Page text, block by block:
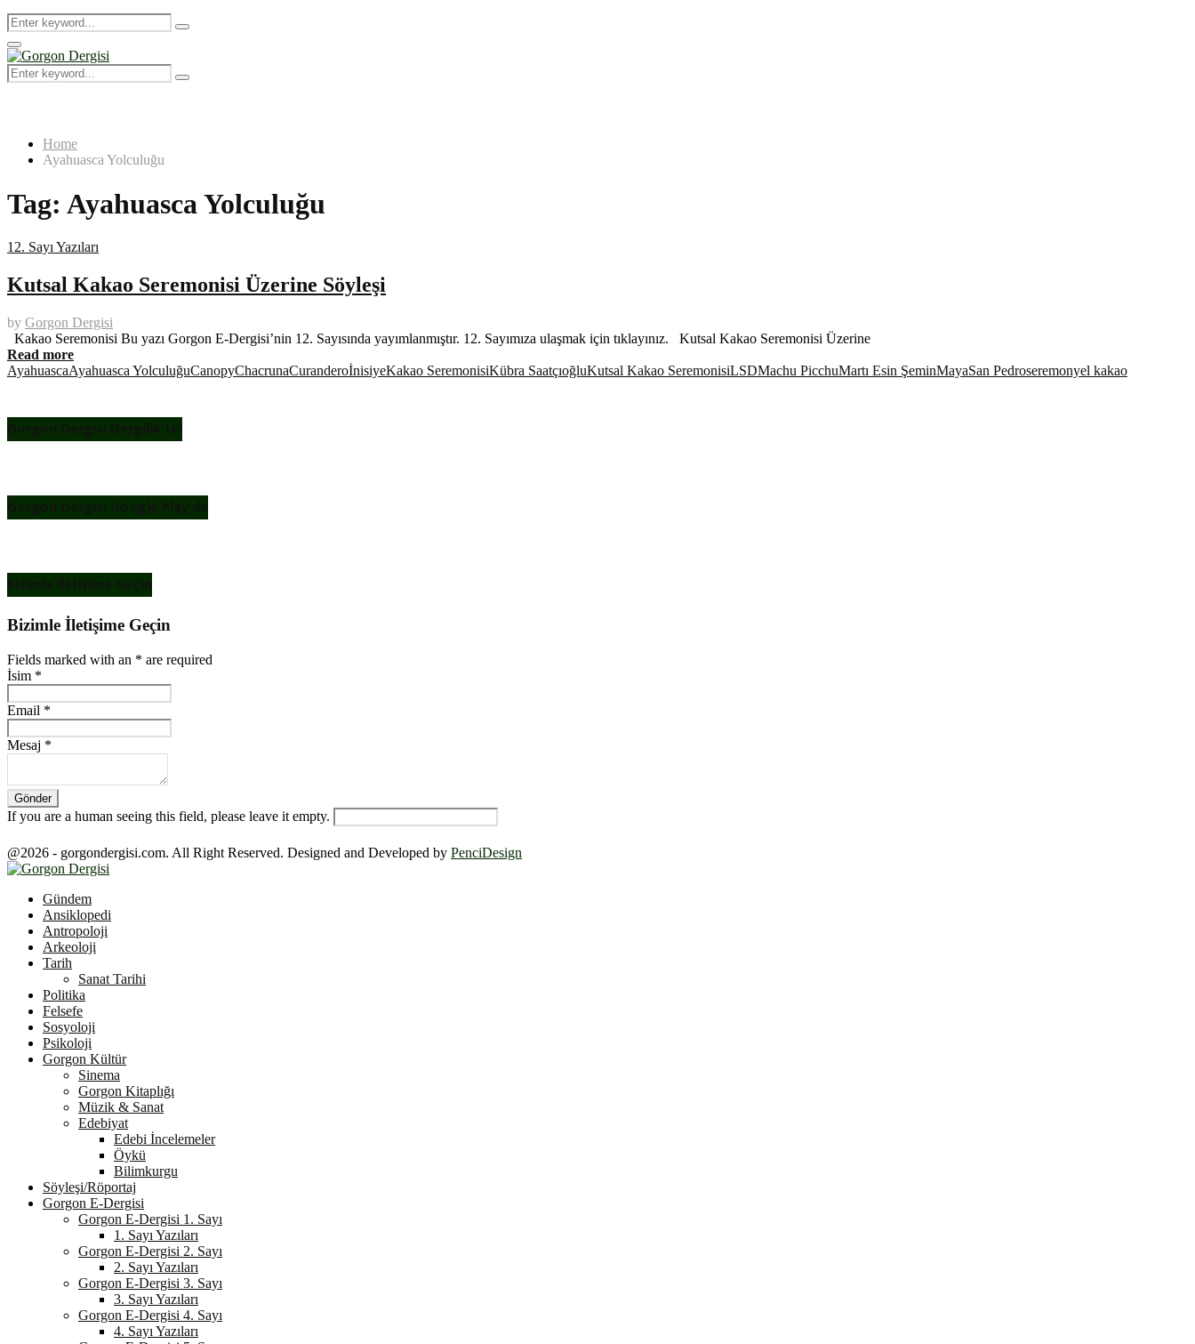
Search
for:
Search
Primary
Menu
Search
for:
Search
Home
Ayahuasca Yolculuğu
Tag: Ayahuasca Yolculuğu
12. Sayı Yazıları
Kutsal Kakao Seremonisi Üzerine Söyleşi
by Gorgon Dergisi
Kakao Seremonisi Bu yazı Gorgon E-Dergisi’nin 12. Sayısında yayımlanmıştır. 12. Sayımıza ulaşmak için tıklayınız. Kutsal Kakao Seremonisi Üzerine
Read more
AyahuascaAyahuasca YolculuğuCanopyChacrunaCuranderoİnisiyeKakao SeremonisiKübra SaatçıoğluKutsal Kakao SeremonisiLSDMachu PicchuMartı Esin ŞeminMayaSan Pedroseremonyel kakao
Gorgon Dergisi Dergilik’te!
Gorgon Dergisi Google Play’de
Bizimle İletişime Geçin
Bizimle İletişime Geçin
Fields marked with an * are required
İsim *
Email *
Mesaj *
If you are a human seeing this field, please leave it empty.
@2026 - gorgondergisi.com. All Right Reserved. Designed and Developed by PenciDesign
Gündem
Ansiklopedi
Antropoloji
Arkeoloji
Tarih
Sanat Tarihi
Politika
Felsefe
Sosyoloji
Psikoloji
Gorgon Kültür
Sinema
Gorgon Kitaplığı
Müzik & Sanat
Edebiyat
Edebi İncelemeler
Öykü
Bilimkurgu
Söyleşi/Röportaj
Gorgon E-Dergisi
Gorgon E-Dergisi 1. Sayı
1. Sayı Yazıları
Gorgon E-Dergisi 2. Sayı
2. Sayı Yazıları
Gorgon E-Dergisi 3. Sayı
3. Sayı Yazıları
Gorgon E-Dergisi 4. Sayı
4. Sayı Yazıları